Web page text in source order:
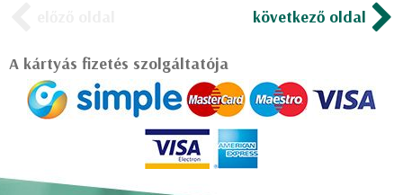
következő oldal
A kártyás fizetés szolgáltatója